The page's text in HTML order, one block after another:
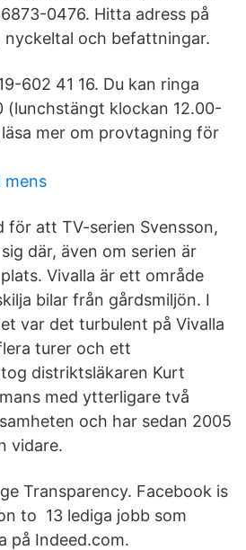
0476. Hitta adress på
och befattningar.
602 41 16. Du kan ringa
(lunchstängt klockan 12.00-
mer om provtagning för
mens
för att TV-serien Svensson,
där, även om serien är
Vivalla är ett område
bilar från gårdsmiljön. I
var det turbulent på Vivalla
turer och ett
distriktsläkaren Kurt
med ytterligare två
och har sedan 2005
vidare.
Transparency. Facebook is
to 13 lediga jobb som
på Indeed.com.